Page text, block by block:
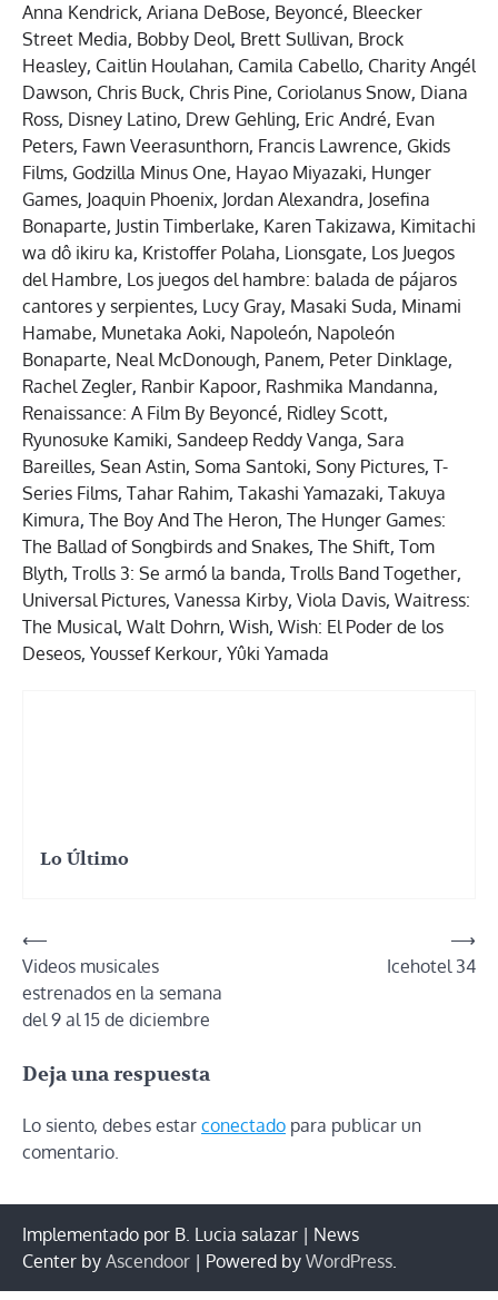
Anna Kendrick, Ariana DeBose, Beyoncé, Bleecker
Street Media, Bobby Deol, Brett Sullivan, Brock
Heasley, Caitlin Houlahan, Camila Cabello, Charity Angél
Dawson, Chris Buck, Chris Pine, Coriolanus Snow, Diana
Ross, Disney Latino, Drew Gehling, Eric André, Evan
Peters, Fawn Veerasunthorn, Francis Lawrence, Gkids
Films, Godzilla Minus One, Hayao Miyazaki, Hunger
Games, Joaquin Phoenix, Jordan Alexandra, Josefina
Bonaparte, Justin Timberlake, Karen Takizawa, Kimitachi
wa dô ikiru ka, Kristoffer Polaha, Lionsgate, Los Juegos
del Hambre, Los juegos del hambre: balada de pájaros
cantores y serpientes, Lucy Gray, Masaki Suda, Minami
Hamabe, Munetaka Aoki, Napoleón, Napoleón
Bonaparte, Neal McDonough, Panem, Peter Dinklage,
Rachel Zegler, Ranbir Kapoor, Rashmika Mandanna,
Renaissance: A Film By Beyoncé, Ridley Scott,
Ryunosuke Kamiki, Sandeep Reddy Vanga, Sara
Bareilles, Sean Astin, Soma Santoki, Sony Pictures, T-
Series Films, Tahar Rahim, Takashi Yamazaki, Takuya
Kimura, The Boy And The Heron, The Hunger Games:
The Ballad of Songbirds and Snakes, The Shift, Tom
Blyth, Trolls 3: Se armó la banda, Trolls Band Together,
Universal Pictures, Vanessa Kirby, Viola Davis, Waitress:
The Musical, Walt Dohrn, Wish, Wish: El Poder de los
Deseos, Youssef Kerkour, Yûki Yamada
Lo Último
Navegación
de
entradas
⟵
Videos musicales
estrenados en la semana
del 9 al 15 de diciembre
Icehotel 34
⟶
Deja una respuesta
Lo siento, debes estar conectado para publicar un
comentario.
Implementado por B. Lucia salazar | News
Center by Ascendoor | Powered by WordPress.